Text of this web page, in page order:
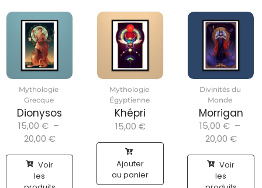
Mythologie
Grecque
Dionysos
15,00 € –
20,00 €
Voir
les
Mythologie
Égyptienne
Khépri
15,00 €
Ajouter
au panier
Divinités du
Monde
Morrigan
15,00 € –
20,00 €
Voir
les